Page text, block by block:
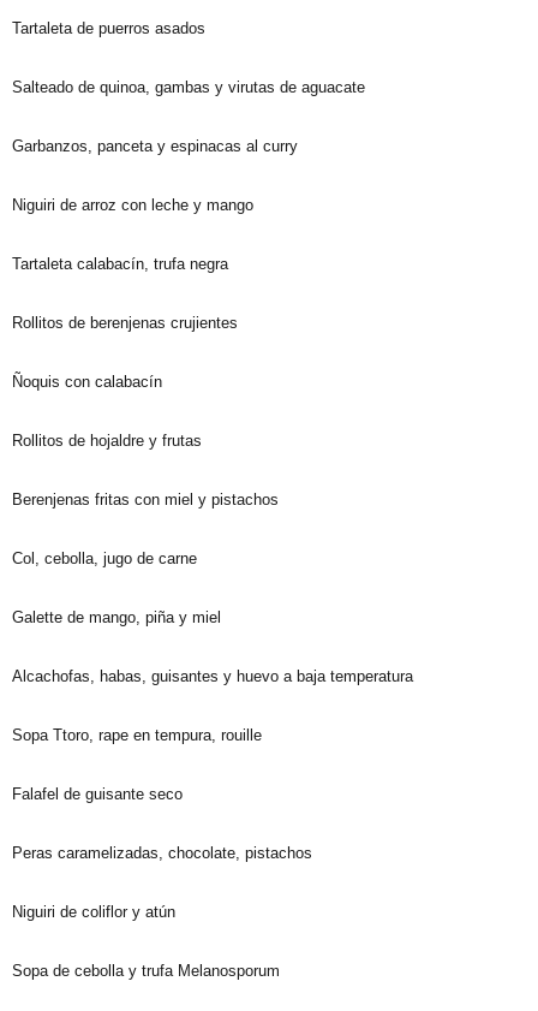
Tartaleta de puerros asados
Salteado de quinoa, gambas y virutas de aguacate
Garbanzos, panceta y espinacas al curry
Niguiri de arroz con leche y mango
Tartaleta calabacín, trufa negra
Rollitos de berenjenas crujientes
Ñoquis con calabacín
Rollitos de hojaldre y frutas
Berenjenas fritas con miel y pistachos
Col, cebolla, jugo de carne
Galette de mango, piña y miel
Alcachofas, habas, guisantes y huevo a baja temperatura
Sopa Ttoro, rape en tempura, rouille
Falafel de guisante seco
Peras caramelizadas, chocolate, pistachos
Niguiri de coliflor y atún
Sopa de cebolla y trufa Melanosporum